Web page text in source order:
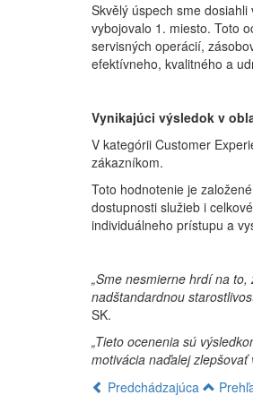
Skvělý úspech sme
vybojovalo 1. miesto. Toto
servisných operácií,
efektívneho, kvalitného a
Vynikajúci výsledok v
V kategórii Customer
zákazníkom.
Toto hodnotenie je
dostupnosti služieb i
individuálneho prístupu a
„Sme nesmierne hrdí na
nadštandardnou
SK.
„Tieto ocenenia sú
motivácia naďalej zlepšovať
Predchádzajúca